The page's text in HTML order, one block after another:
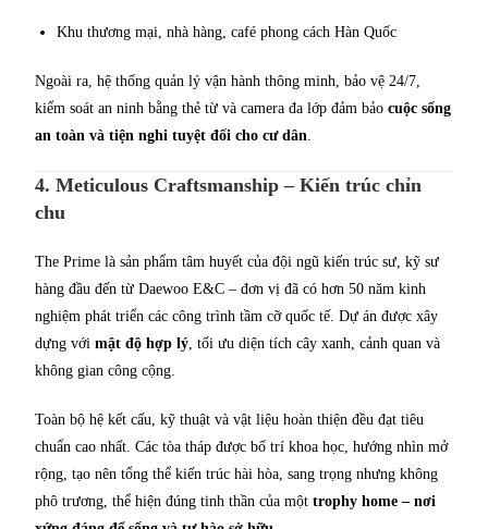
Khu thương mại, nhà hàng, café phong cách Hàn Quốc
Ngoài ra, hệ thống quản lý vận hành thông minh, bảo vệ 24/7,
kiểm soát an ninh bằng thẻ từ và camera đa lớp đảm bảocuộc sống
an toàn và tiện nghi tuyệt đối cho cư dân
4. Meticulous Craftsmanship – Kiến trúc chỉn
chu
The Prime là sản phẩm tâm huyết của đội ngũ kiến trúc sư, kỹ sư
hàng đầu đến từ Daewoo E&C – đơn vị đã có hơn 50 năm kinh
nghiệm phát triển các công trình tầm cỡ quốc tế. Dự án được xây
dựng vớimật độ hợp lý , tối ưu diện tích cây xanh, cảnh quan và
không gian công cộng.
Toàn bộ hệ kết cấu, kỹ thuật và vật liệu hoàn thiện đều đạt tiêu
chuẩn cao nhất. Các tòa tháp được bố trí khoa học, hướng nhìn mở
rộng, tạo nên tổng thể kiến trúc hài hòa, sang trọng nhưng không
phô trương, thể hiện đúng tinh thần của mộttrophy home – nơi